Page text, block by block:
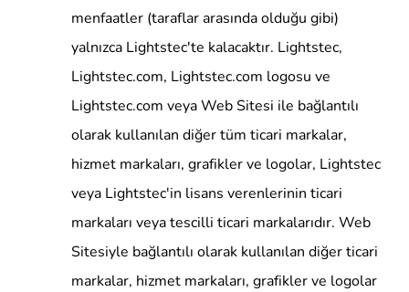
menfaatler (taraflar arasında olduğu gibi)
yalnızca Lightstec'te kalacaktır. Lightstec,
Lightstec.com, Lightstec.com logosu ve
Lightstec.com veya Web Sitesi ile bağlantılı
olarak kullanılan diğer tüm ticari markalar,
hizmet markaları, grafikler ve logolar, Lightstec
veya Lightstec'in lisans verenlerinin ticari
markaları veya tescilli ticari markalarıdır. Web
Sitesiyle bağlantılı olarak kullanılan diğer ticari
markalar, hizmet markaları, grafikler ve logolar